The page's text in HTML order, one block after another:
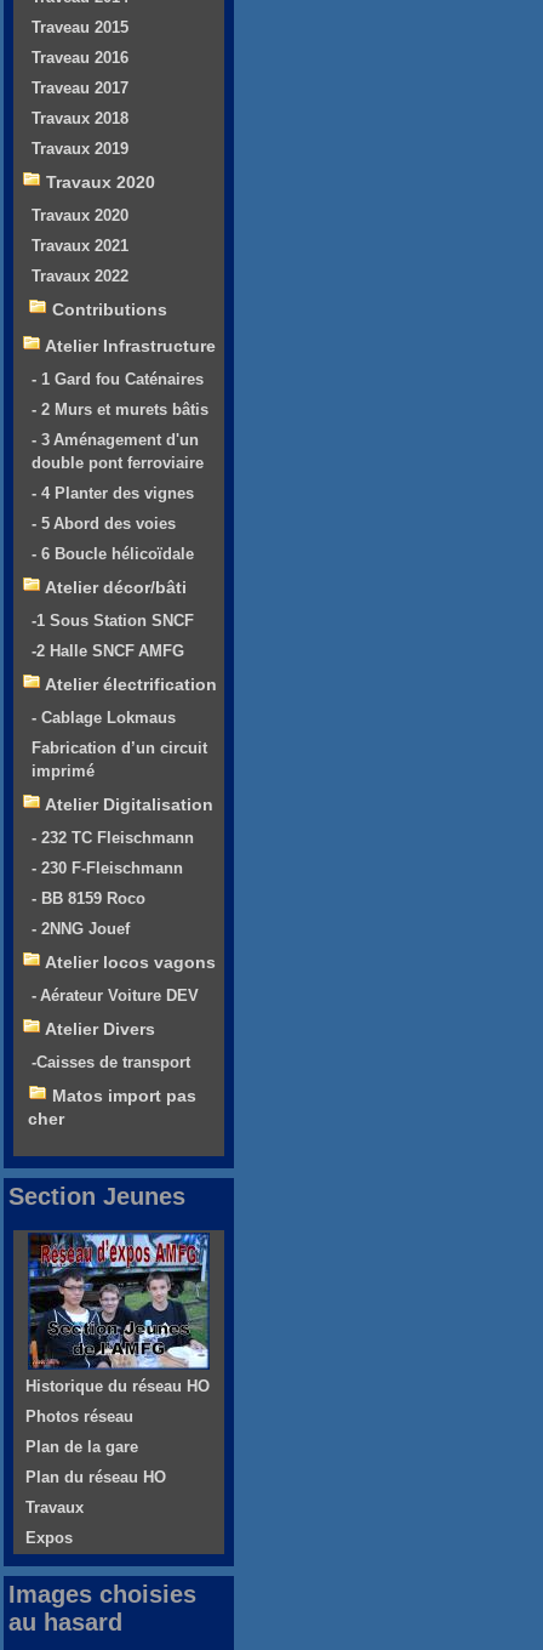
Traveau 2015
Traveau 2016
Traveau 2017
Travaux 2018
Travaux 2019
Travaux 2020
Travaux 2020
Travaux 2021
Travaux 2022
Contributions
Atelier Infrastructure
- 1 Gard fou Caténaires
- 2 Murs et murets bâtis
- 3 Aménagement d'un
double pont ferroviaire
- 4 Planter des vignes
- 5 Abord des voies
- 6 Boucle hélicoïdale
Atelier décor/bâti
-1 Sous Station SNCF
-2 Halle SNCF AMFG
Atelier électrification
- Cablage Lokmaus
Fabrication d’un circuit
imprimé
Atelier Digitalisation
- 232 TC Fleischmann
- 230 F-Fleischmann
- BB 8159 Roco
- 2NNG Jouef
Atelier locos vagons
- Aérateur Voiture DEV
Atelier Divers
-Caisses de transport
Matos import pas
cher
Section Jeunes
Historique du réseau HO
Photos réseau
Plan de la gare
Plan du réseau HO
Travaux
Expos
Images choisies
au hasard